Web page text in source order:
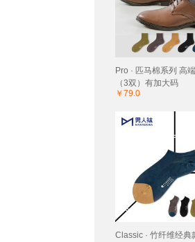
Pro · 匹马棉系列 高
（3双）有加大码
￥79.0
Classic · 竹纤维经典